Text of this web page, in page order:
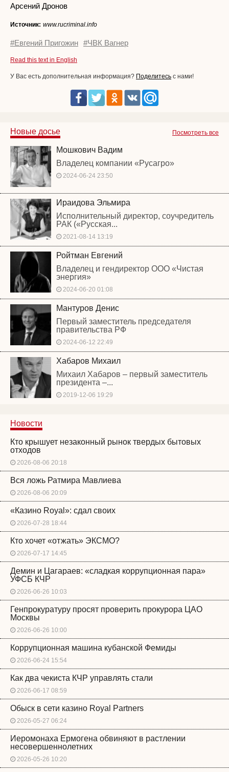
Арсений Дронов
Источник: www.rucriminal.info
#Евгений Пригожин #ЧВК Вагнер
Read this text in English
У Вас есть дополнительная информация? Поделитесь с нами!
Посмотреть все
Новые досье
Мошкович Вадим
Владелец компании «Русагро»
2024-06-24 23:50
Ираидова Эльмира
Исполнительный директор, соучредитель
РАК («Русская...
2021-08-14 13:19
Ройтман Евгений
Владелец и гендиректор ООО «Чистая
энергия»
2024-06-20 01:08
Мантуров Денис
Первый заместитель председателя
правительства РФ
2024-06-12 22:49
Хабаров Михаил
Михаил Хабаров – первый заместитель
президента –...
2019-12-06 19:29
Новости
Кто крышует незаконный рынок твердых бытовых
отходов
2026-08-06 20:18
Вся ложь Ратмира Мавлиева
2026-08-06 20:09
«Казино Royal»: сдал своих
2026-07-28 18:44
Кто хочет «отжать» ЭКСМО?
2026-07-17 14:45
Демин и Цагараев: «сладкая коррупционная пара»
УФСБ КЧР
2026-06-26 10:03
Генпрокуратуру просят проверить прокурора ЦАО
Москвы
2026-06-26 10:00
Коррупционная машина кубанской Фемиды
2026-06-24 15:54
Как два чекиста КЧР управлять стали
2026-06-17 08:59
Обыск в сети казино Royal Partners
2026-05-27 06:24
Иеромонаха Ермогена обвиняют в растлении
несовершеннолетних
2026-05-26 10:20